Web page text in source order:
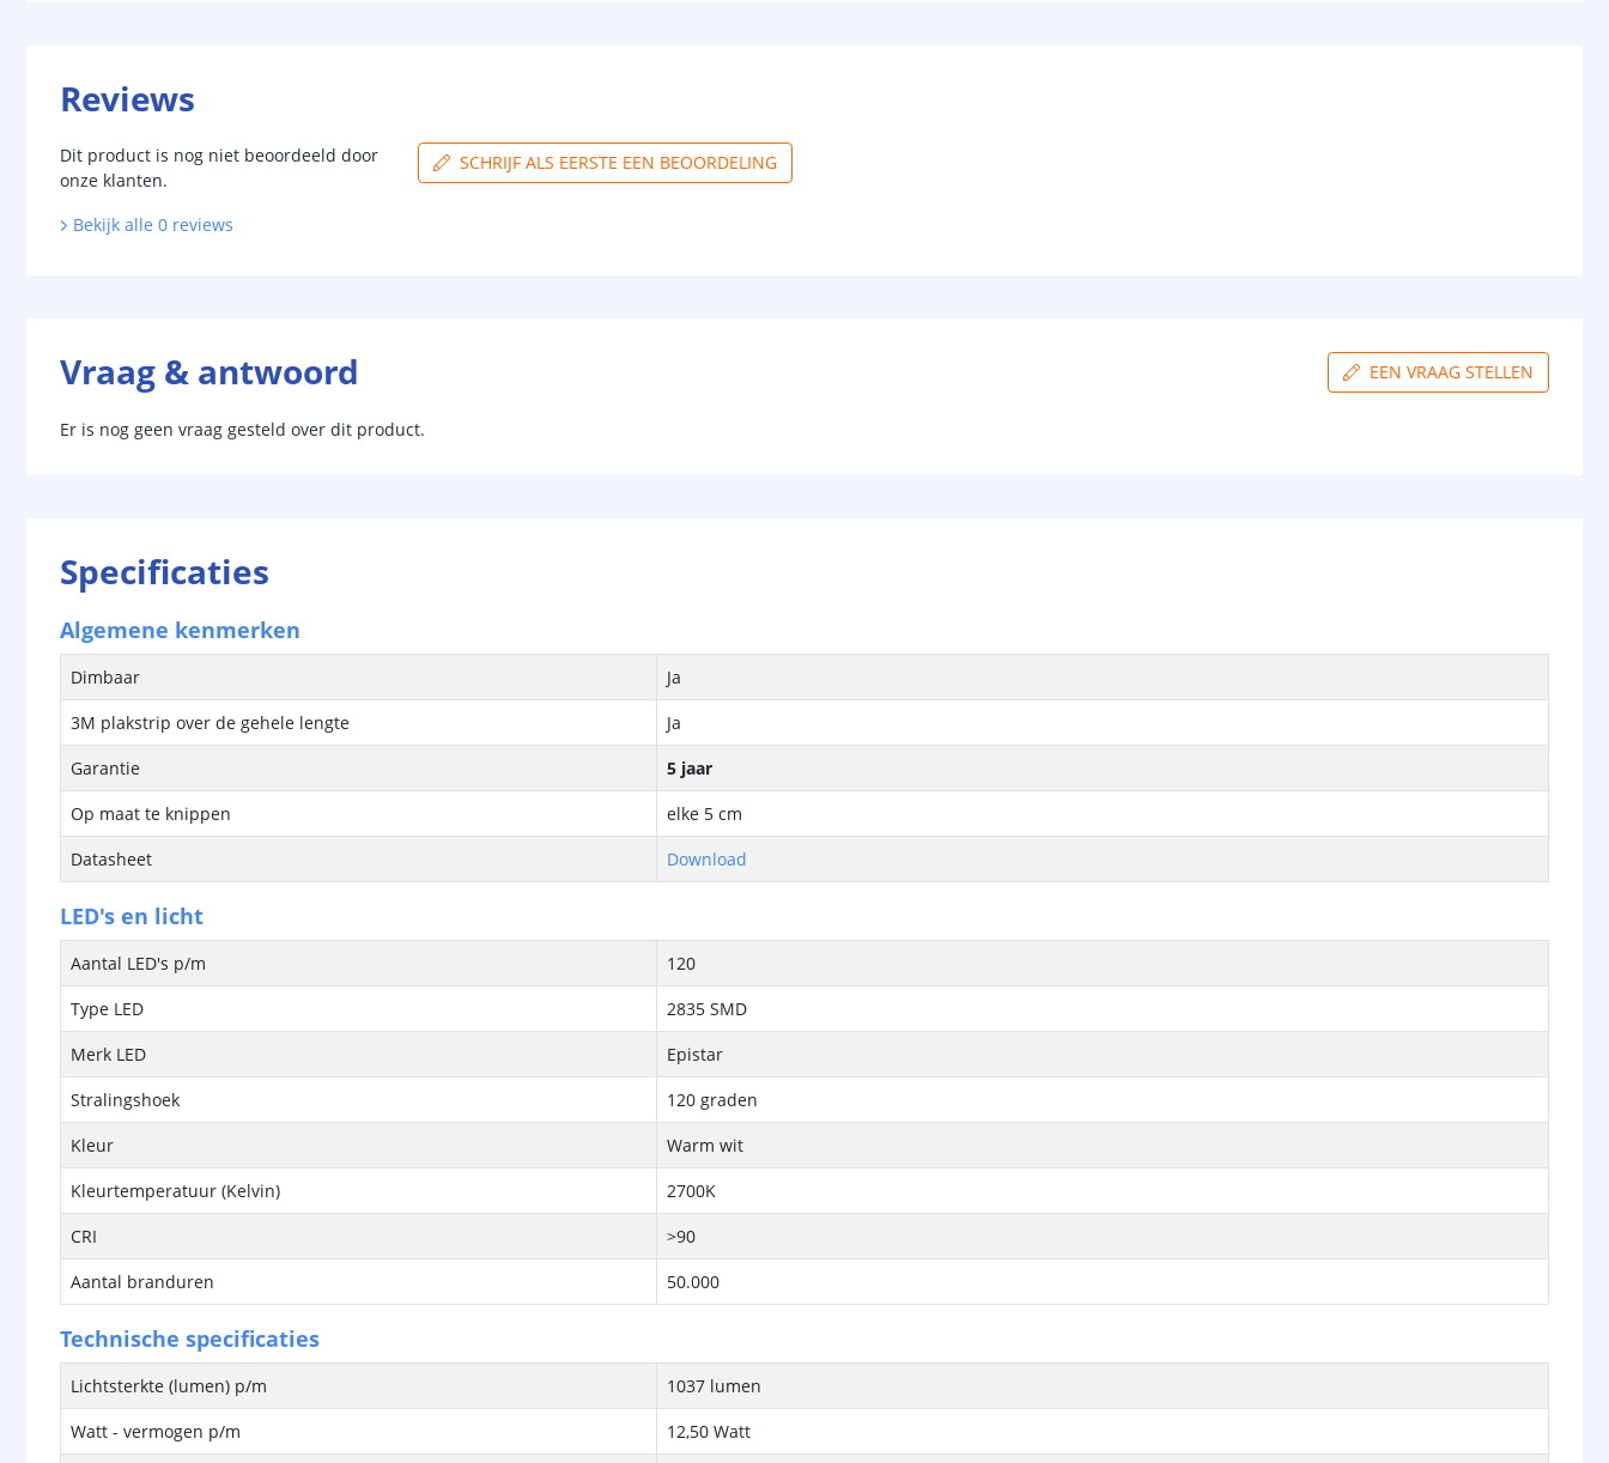
Reviews
Dit product is nog niet beoordeeld door
onze klanten.
SCHRIJF ALS EERSTE EEN BEOORDELING
Bekijk alle 0 reviews
Vraag & antwoord EEN VRAAG STELLEN
Er is nog geen vraag gesteld over dit product.
Specificaties
Algemene kenmerken
Dimbaar
Ja
3M plakstrip over de gehele lengte
Ja
Garantie
5 jaar
Op maat te knippen
elke 5 cm
Datasheet
Download
LED's en licht
Aantal LED's p/m
120
Type LED
2835 SMD
Merk LED
Epistar
Stralingshoek
120 graden
Kleur
Warm wit
Kleurtemperatuur (Kelvin)
2700K
CRI
>90
Aantal branduren
50.000
Technische specificaties
Lichtsterkte (lumen) p/m
1037 lumen
Watt - vermogen p/m
12,50 Watt